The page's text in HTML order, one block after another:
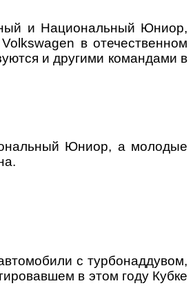
и Национальный Юниор,
в отечественном
и другими командами в
Юниор, а молодые
с турбонаддувом,
в этом году Кубке